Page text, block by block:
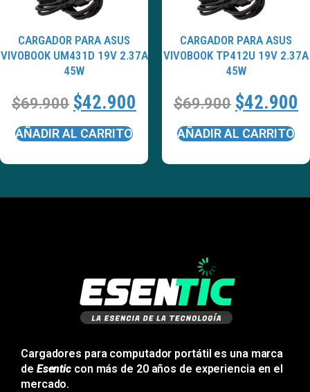
CARGADOR PARA ASUS
VIVOBOOK UM431D 19V 2.37A
45W
$69.900 $42.900
AÑADIR AL CARRITO
CARGADOR PARA ASUS
VIVOBOOK TP412U 19V 2.37A
45W
$69.900 $42.900
AÑADIR AL CARRITO
Cargadores para computador portátil es una marca
de Esentic con más de 20 años de experiencia en el
mercado.